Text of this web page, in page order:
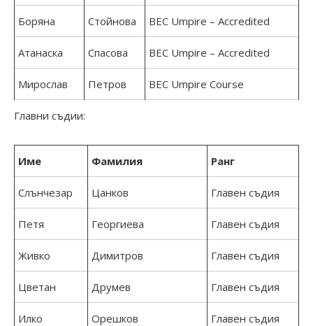
Боряна Стойнова BEC Umpire – Accredited
Атанаска Спасова BEC Umpire – Accredited
Мирослав Петров BEC Umpire Course
Главни съдии:
Име Фамилия Ранг
Слънчезар Цанков Главен съдия
Петя Георгиева Главен съдия
Живко Димитров Главен съдия
Цветан Друмев Главен съдия
Илко Орешков Главен съдия